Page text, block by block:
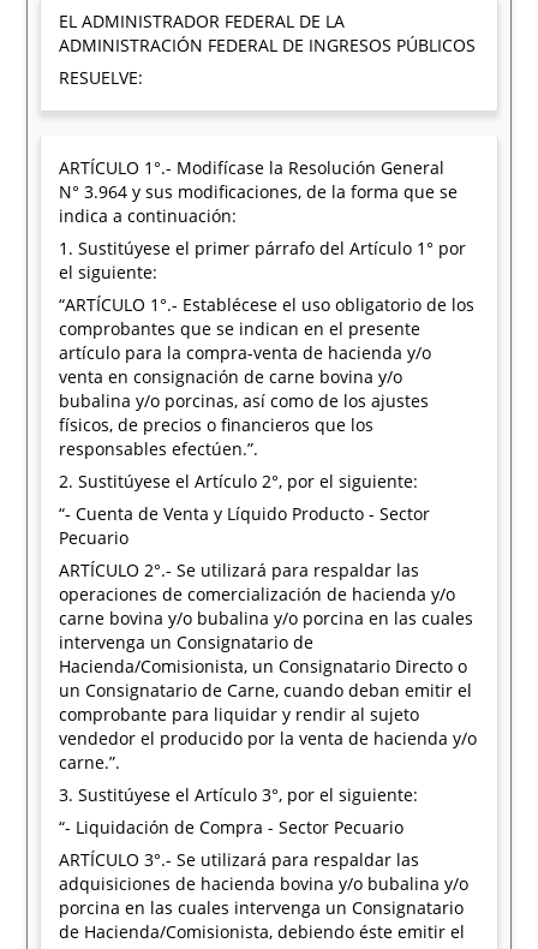
EL ADMINISTRADOR FEDERAL DE LA
ADMINISTRACIÓN FEDERAL DE INGRESOS PÚBLICOS
RESUELVE:
ARTÍCULO 1°.- Modifícase la Resolución General
N° 3.964 y sus modificaciones, de la forma que se
indica a continuación:
1. Sustitúyese el primer párrafo del Artículo 1° por
el siguiente:
“ARTÍCULO 1°.- Establécese el uso obligatorio de los
comprobantes que se indican en el presente
artículo para la compra-venta de hacienda y/o
venta en consignación de carne bovina y/o
bubalina y/o porcinas, así como de los ajustes
físicos, de precios o financieros que los
responsables efectúen.”.
2. Sustitúyese el Artículo 2°, por el siguiente:
“- Cuenta de Venta y Líquido Producto - Sector
Pecuario
ARTÍCULO 2°.- Se utilizará para respaldar las
operaciones de comercialización de hacienda y/o
carne bovina y/o bubalina y/o porcina en las cuales
intervenga un Consignatario de
Hacienda/Comisionista, un Consignatario Directo o
un Consignatario de Carne, cuando deban emitir el
comprobante para liquidar y rendir al sujeto
vendedor el producido por la venta de hacienda y/o
carne.”.
3. Sustitúyese el Artículo 3°, por el siguiente:
“- Liquidación de Compra - Sector Pecuario
ARTÍCULO 3°.- Se utilizará para respaldar las
adquisiciones de hacienda bovina y/o bubalina y/o
porcina en las cuales intervenga un Consignatario
de Hacienda/Comisionista, debiendo éste emitir el